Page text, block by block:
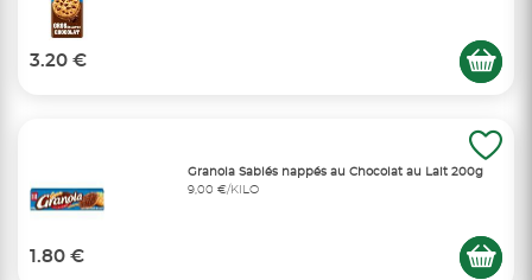
3.20 €
Granola Sablés nappés au Chocolat au Lait 200g
9,00 €/KILO
1.80 €